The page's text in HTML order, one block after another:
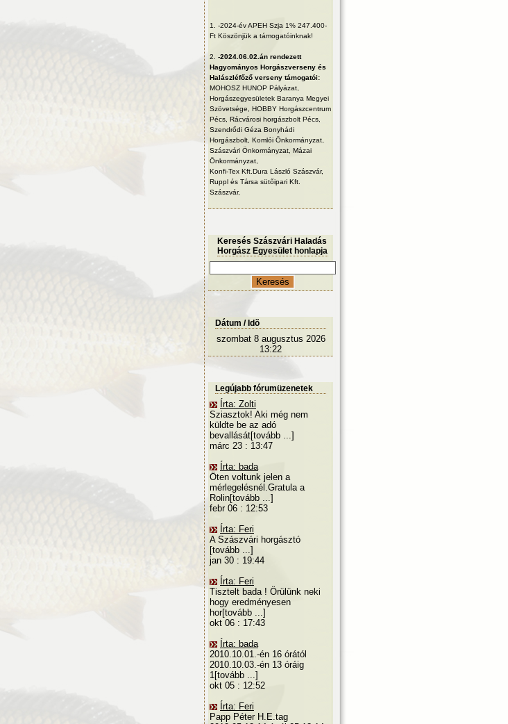
1.
-2024-év APEH Szja 1% 247.400-
Ft Köszönjük a támogatóinknak!
2.
-2024.06.02.án rendezett
Hagyományos Horgászverseny és
Halászléfőző verseny támogatói:
MOHOSZ HUNOP Pályázat,
Horgászegyesületek Baranya Megyei
Szövetsége, HOBBY Horgászcentrum
Pécs, Rácvárosi horgászbolt Pécs,
Szendrődi Géza Bonyhádi
Horgászbolt, Komlói Önkormányzat,
Szászvári Önkormányzat, Mázai
Önkormányzat,
Konfi-Tex Kft.Dura László Szászvár,
Ruppl és Társa sütőipari Kft.
Szászvár,
Keresés Szászvári Haladás
Horgász Egyesület honlapja
Dátum / Idõ
szombat 8 augusztus 2026
13:22
Legújabb fórumüzenetek
Írta: Zolti
Sziasztok! Aki még nem
küldte be az adó
bevallását[tovább ...]
márc 23 : 13:47
Írta: bada
Öten voltunk jelen a
mérlegelésnél.Gratula a
Rolin[tovább ...]
febr 06 : 12:53
Írta: Feri
A Szászvári horgásztó
[tovább ...]
jan 30 : 19:44
Írta: Feri
Tisztelt bada ! Örülünk neki
hogy eredményesen
hor[tovább ...]
okt 06 : 17:43
Írta: bada
2010.10.01.-én 16 órától
2010.10.03.-én 13 óráig
1[tovább ...]
okt 05 : 12:52
Írta: Feri
Papp Péter H.E.tag